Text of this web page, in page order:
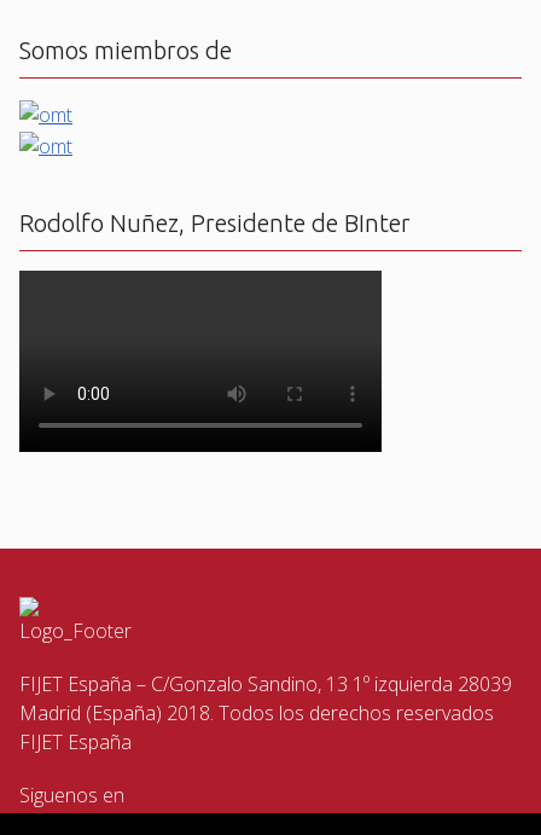
Somos miembros de
Rodolfo Nuñez, Presidente de BInter
FIJET España – C/Gonzalo Sandino, 13 1º izquierda 28039
Madrid (España) 2018. Todos los derechos reservados
FIJET España
Siguenos en